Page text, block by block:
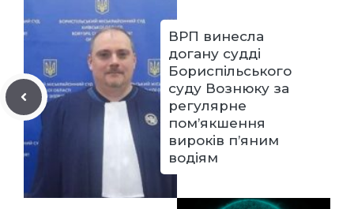
ВРП винесла
догану судді
Бориспільського
суду Вознюку за
регулярне
пом’якшення
вироків п’яним
водіям